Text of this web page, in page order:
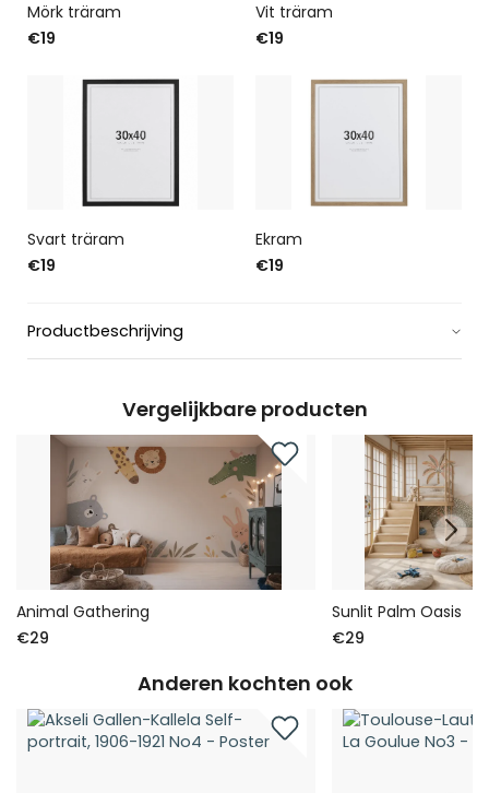
Mörk träram
€19
Vit träram
€19
Svart träram
€19
Ekram
€19
Productbeschrijving
Vergelijkbare producten
Animal Gathering
€29
Sunlit Palm Oasis
€29
Anderen kochten ook